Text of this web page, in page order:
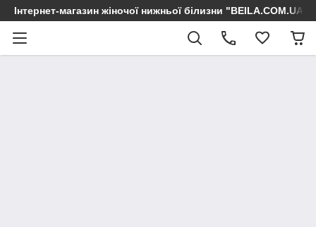
Інтернет-магазин жіночої нижньої білизни "BEILA.COM.UA"